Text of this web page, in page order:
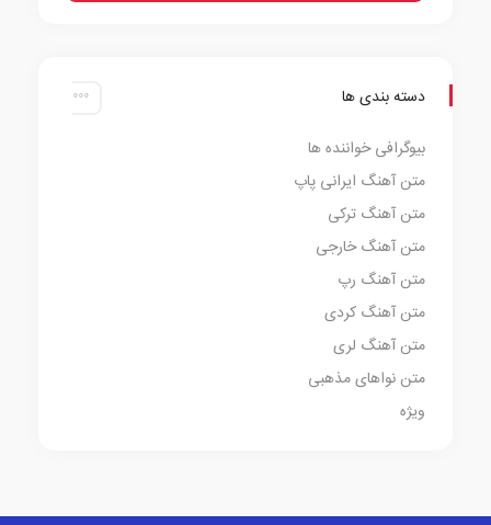
دسته بندی ها
بیوگرافی خواننده ها
متن آهنگ ایرانی پاپ
متن آهنگ ترکی
متن آهنگ خارجی
متن آهنگ رپ
متن آهنگ کردی
متن آهنگ لری
متن نواهای مذهبی
ویژه